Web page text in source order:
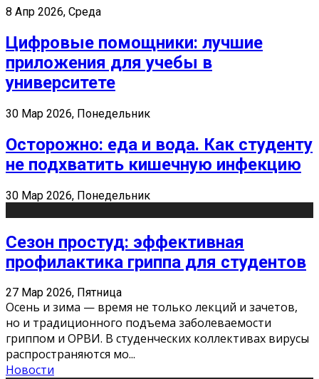
8 Апр 2026, Среда
Цифровые помощники: лучшие
приложения для учебы в
университете
30 Мар 2026, Понедельник
Осторожно: еда и вода. Как студенту
не подхватить кишечную инфекцию
30 Мар 2026, Понедельник
Сезон простуд: эффективная
профилактика гриппа для студентов
27 Мар 2026, Пятница
Осень и зима — время не только лекций и зачетов,
но и традиционного подъема заболеваемости
гриппом и ОРВИ. В студенческих коллективах вирусы
распространяются мо...
Новости